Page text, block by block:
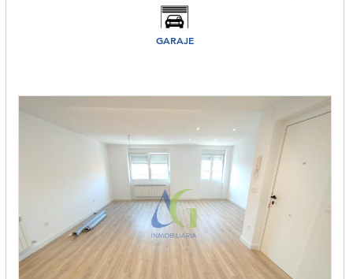
GARAJE